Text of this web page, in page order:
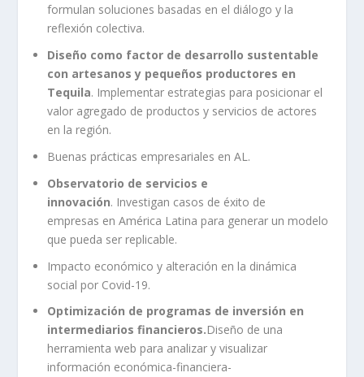
formulan soluciones basadas en el diálogo y la
reflexión colectiva.
Diseño como factor de desarrollo sustentable
con artesanos y pequeños productores en
Tequila. Implementar estrategias para posicionar el
valor agregado de productos y servicios de actores
en la región.
Buenas prácticas empresariales en AL.
Observatorio de servicios e
innovación. Investigan casos de éxito de
empresas en América Latina para generar un modelo
que pueda ser replicable.
Impacto económico y alteración en la dinámica
social por Covid-19.
Optimización de programas de inversión en
intermediarios financieros.Diseño de una
herramienta web para analizar y visualizar
información económica-financiera-